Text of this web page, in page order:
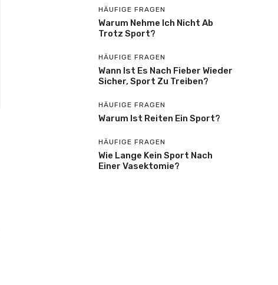
HÄUFIGE FRAGEN
Warum Nehme Ich Nicht Ab
Trotz Sport?
HÄUFIGE FRAGEN
Wann Ist Es Nach Fieber Wieder
Sicher, Sport Zu Treiben?
HÄUFIGE FRAGEN
Warum Ist Reiten Ein Sport?
HÄUFIGE FRAGEN
Wie Lange Kein Sport Nach
Einer Vasektomie?